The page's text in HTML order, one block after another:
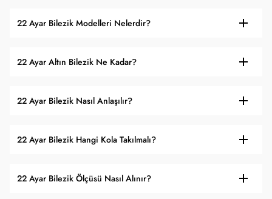
22 Ayar Bilezik Modelleri Nelerdir?
22 Ayar Altın Bilezik Ne Kadar?
22 Ayar Bilezik Nasıl Anlaşılır?
22 Ayar Bilezik Hangi Kola Takılmalı?
22 Ayar Bilezik Ölçüsü Nasıl Alınır?